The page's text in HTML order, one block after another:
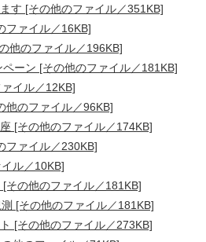
す [その他のファイル／351KB]
ファイル／16KB]
他のファイル／196KB]
ーン [その他のファイル／181KB]
イル／12KB]
他のファイル／96KB]
[その他のファイル／174KB]
ファイル／230KB]
ル／10KB]
その他のファイル／181KB]
[その他のファイル／181KB]
[その他のファイル／273KB]